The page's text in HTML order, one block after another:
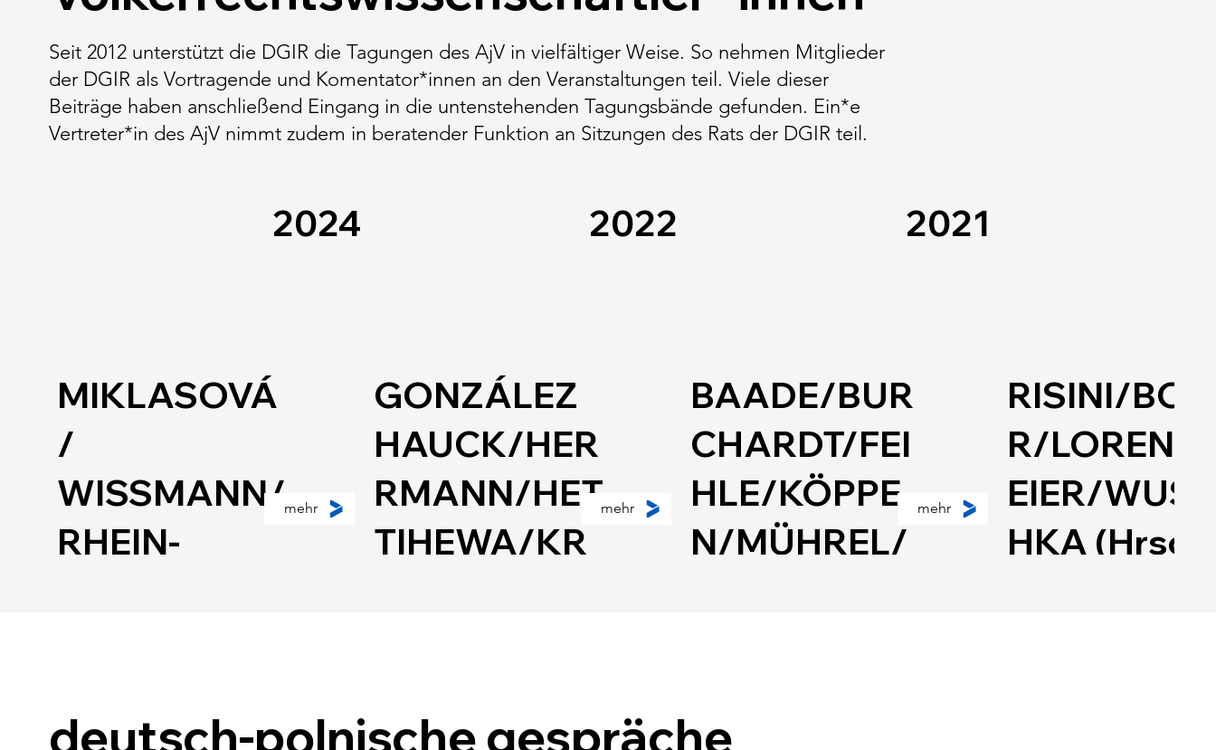
Seit 2012 unterstützt die DGIR die Tagungen des AjV in vielfältiger Weise. So nehmen Mitglieder
der DGIR als Vortragende und Komentator*innen an den Veranstaltungen teil. Viele dieser
Beiträge haben anschließend Eingang in die untenstehenden Tagungsbände gefunden. Ein*e
Vertreter*in des AjV nimmt zudem in beratender Funktion an Sitzungen des Rats der DGIR teil.
2024
MIKLASOVÁ
/
WISSMANN/
RHEIN-
KRUSE/
mehr
2022
GONZÁLEZ
HAUCK/HER
RMANN/HET
TIHEWA/KR
(Hrsg.)
mehr
2021
BAADE/BUR
CHARDT/FEI
HLE/KÖPPE
N/MÜHREL/
mehr
RISINI/
R/
EIER/
HKA (Hrsg.)
deutsch-polnische gespräche